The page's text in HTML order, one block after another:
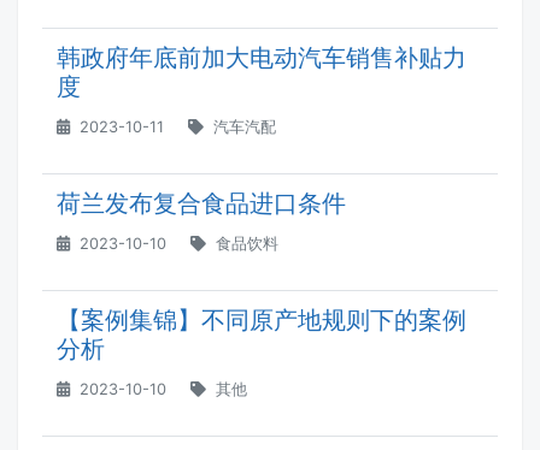
韩政府年底前加大电动汽车销售补贴力
度
2023-10-11 汽车汽配
荷兰发布复合食品进口条件
2023-10-10 食品饮料
【案例集锦】不同原产地规则下的案例
分析
2023-10-10 其他